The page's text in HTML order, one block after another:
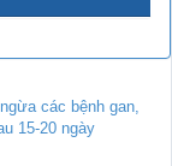
các bệnh gan,
15-20 ngày